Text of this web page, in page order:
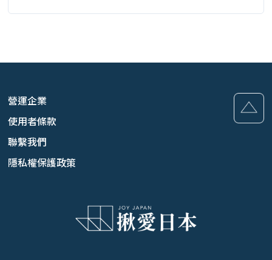
營運企業
使用者條款
聯繫我們
隱私權保護政策